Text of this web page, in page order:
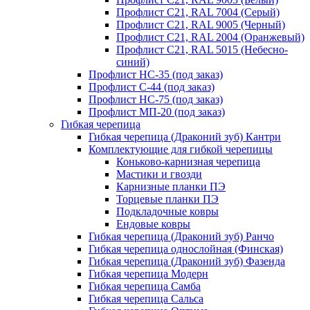
Профлист С21, RAL 7004 (Серый)
Профлист С21, RAL 9005 (Черный)
Профлист С21, RAL 2004 (Оранжевый)
Профлист С21, RAL 5015 (Небесно-
синий)
Профлист НС-35 (под заказ)
Профлист С-44 (под заказ)
Профлист НС-75 (под заказ)
Профлист МП-20 (под заказ)
Гибкая черепица
Гибкая черепица (Драконий зуб) Кантри
Комплектующие для гибкой черепицы
Коньково-карнизная черепица
Мастики и гвозди
Карнизные планки ПЭ
Торцевые планки ПЭ
Подкладочные ковры
Ендовые ковры
Гибкая черепица (Драконий зуб) Ранчо
Гибкая черепица однослойная (Финская)
Гибкая черепица (Драконий зуб) Фазенда
Гибкая черепица Модерн
Гибкая черепица Самба
Гибкая черепица Сальса